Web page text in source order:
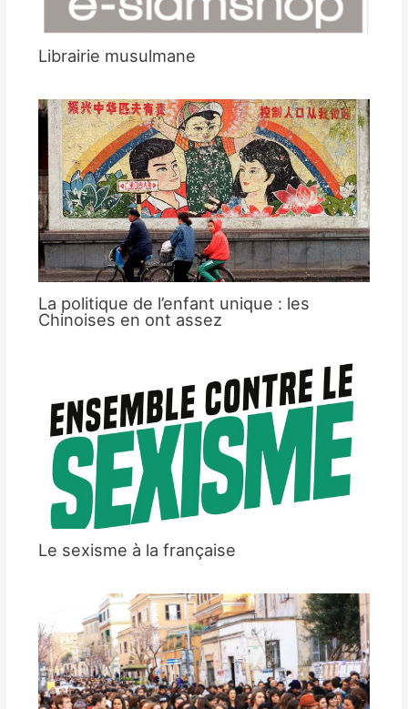
Librairie musulmane
La politique de l’enfant unique : les
Chinoises en ont assez
Le sexisme à la française